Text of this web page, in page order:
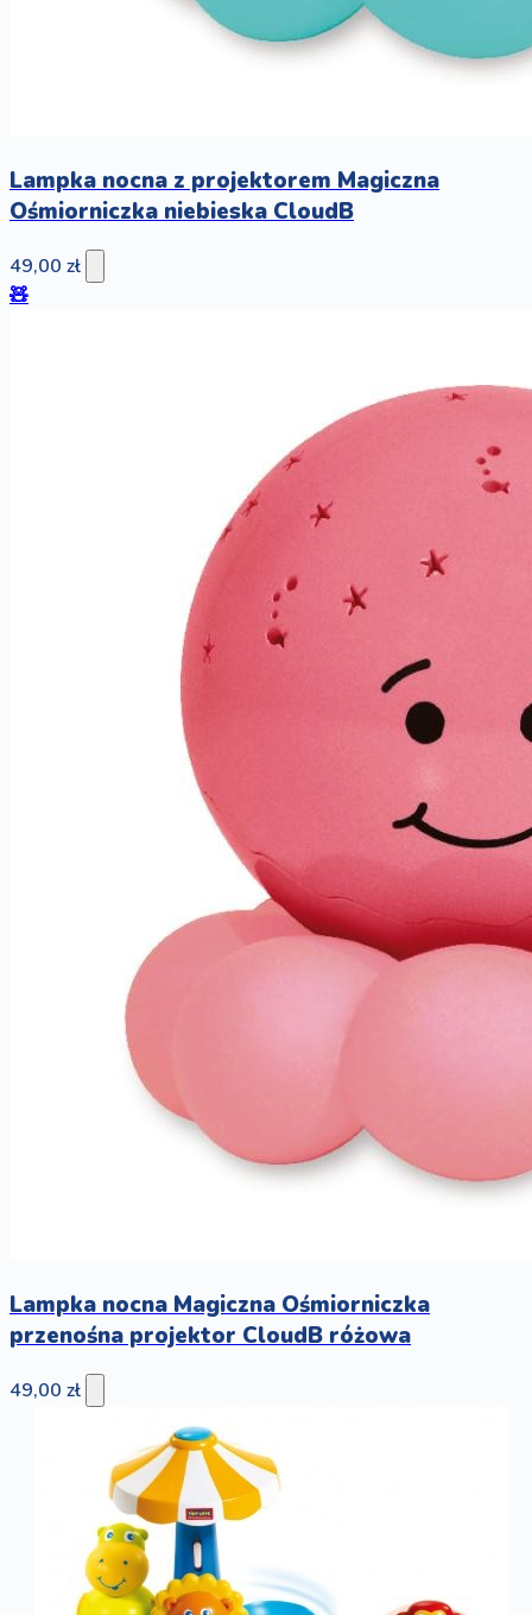
Lampka nocna z projektorem Magiczna
Ośmiorniczka niebieska CloudB
49,00 zł
🧸
Lampka nocna Magiczna Ośmiorniczka
przenośna projektor CloudB różowa
49,00 zł